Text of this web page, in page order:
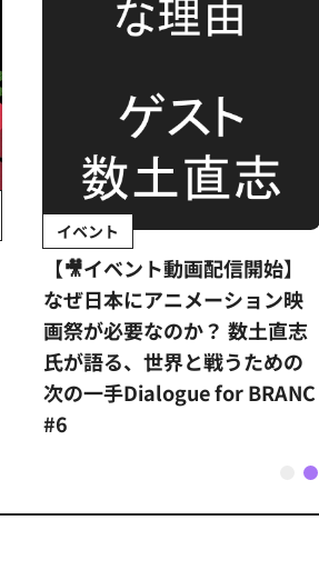
イベント
【🎥イベント動画配信開始】
なぜ日本にアニメーション映
画祭が必要なのか？ 数土直志
氏が語る、世界と戦うための
次の一手Dialogue for BRANC
#6
1 2